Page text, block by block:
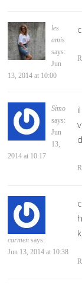
les
amis
says:
Jun
13, 2014 at 10:00
Simo
says:
Jun
13,
2014 at 10:17
carmen says:
Jun 13, 2014 at 10:38